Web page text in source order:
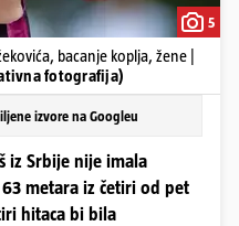
5
bacanje koplja, žene |
fotografija)
izvore na Googleu
iz Srbije nije imala
metara iz četiri od pet
hitaca bi bila